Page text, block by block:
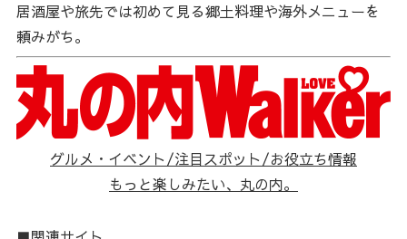
居酒屋や旅先では初めて見る郷土料理や海外メニューを
頼みがち。
グルメ・イベント/注目スポット/お役立ち情報
もっと楽しみたい、丸の内。